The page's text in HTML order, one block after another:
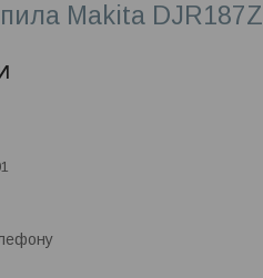
Makita DJR187Z